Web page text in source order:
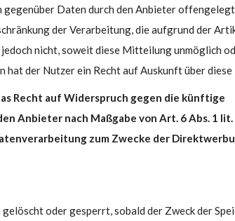
Daten durch den Anbieter
der Verarbeitung, die aufgrund der
nicht, soweit diese Mitteilung unmöglich
der Nutzer ein Recht auf Auskunft über diese
Recht auf Widerspruch gegen die künftige
Anbieter nach Maßgabe von Art. 6 Abs. 1 lit.
zum Zwecke der
oder gesperrt, sobald der Zweck der